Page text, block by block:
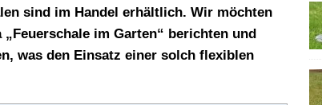
sind im Handel erhältlich. Wir möchten
im Garten“ berichten und
was den Einsatz einer solch flexiblen